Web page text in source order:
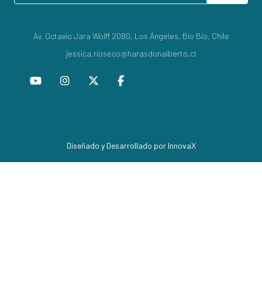
Av. Octavio Jara Wolff 2080, Los Ángeles, Bío Bío, Chile
jessica.rioseco@harasdonalberto.cl
Diseñado y Desarrollado por InnovaX